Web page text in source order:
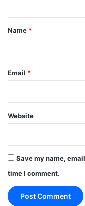
*
Name *
Email *
Website
Save my name,
time I comment.